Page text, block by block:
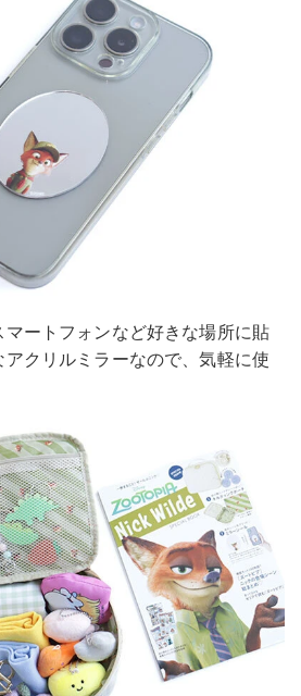
ートフォンなど好きな場所に貼
クリルミラーなので、気軽に使